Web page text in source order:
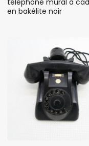
en bakélite noir